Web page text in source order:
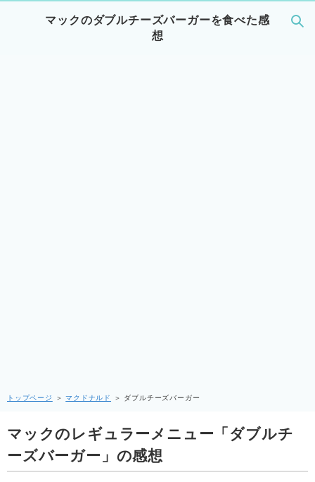
マックのダブルチーズバーガーを食べた感
想
トップページ ＞マクドナルド ＞ ダブルチーズバーガー
マックのレギュラーメニュー「ダブルチ
ーズバーガー」の感想